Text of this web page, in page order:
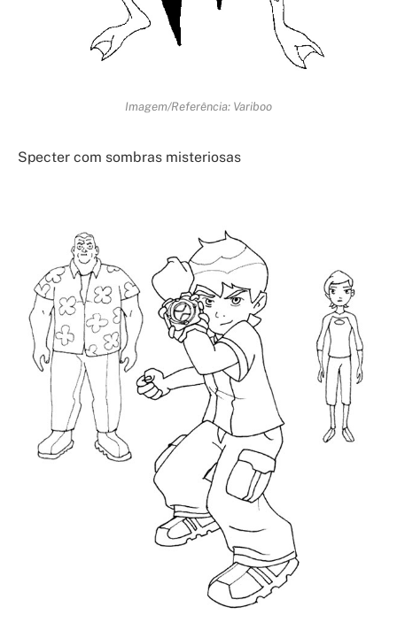
Imagem/Referência: Variboo
Specter com sombras misteriosas